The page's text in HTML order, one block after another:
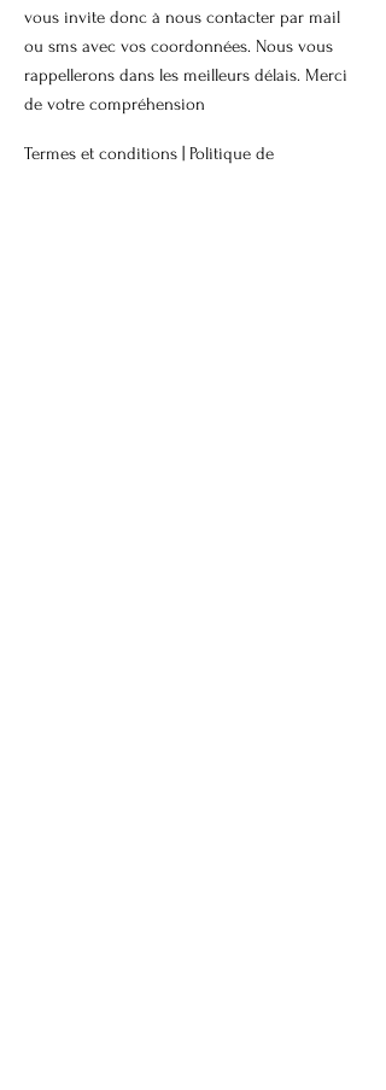
vous invite donc à nous contacter par mail
ou sms avec vos coordonnées. Nous vous
rappellerons dans les meilleurs délais. Merci
de votre compréhension
Termes et conditions | Politique de